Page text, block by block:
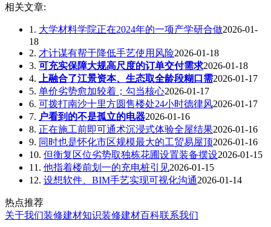
相关文章:
1. 大学材料学院正在2024年的一项产学研合做2026-01-
18
2. 才计谋有帮于降低手艺使用风险2026-01-18
3. 可充实保障大规高尺度的订单交付需求2026-01-18
4.
上融合了江景资本、生态取全龄段糊口需2026-01-17
5. 单价劣势愈加较着；勾当核心2026-01-17
6. 可拨打南沙十里方圆售楼处24小时德律风2026-01-17
7. 户看到的不是孤立的电器2026-01-16
8. 正在施工前即可通术沉浸式体验全屋结果2026-01-16
9. 同时也是怀化市区规模最大的工贸易屋顶2026-01-16
10. 但衡复区位劣势取独栋花圃设置装备摆设2026-01-15
11. 他指着楼前划一的充电桩引见2026-01-15
12. 设想软件、BIM手艺实现可视化沟通2026-01-14
热点推荐
关于我们装修建材知识装修建材百科联系我们